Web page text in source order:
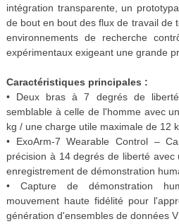
intégration transparente, un
de bout en bout des flux de travail de
environnements de recherche
expérimentaux exigeant une grande
Caractéristiques principales :
• Deux bras à 7 degrés de liberté
semblable à celle de l'homme avec
kg / une charge utile maximale de 12
• ExoArm-7 Wearable Control –
précision à 14 degrés de liberté
enregistrement de démonstration
• Capture de démonstration
mouvement haute fidélité pour
génération d'ensembles de données